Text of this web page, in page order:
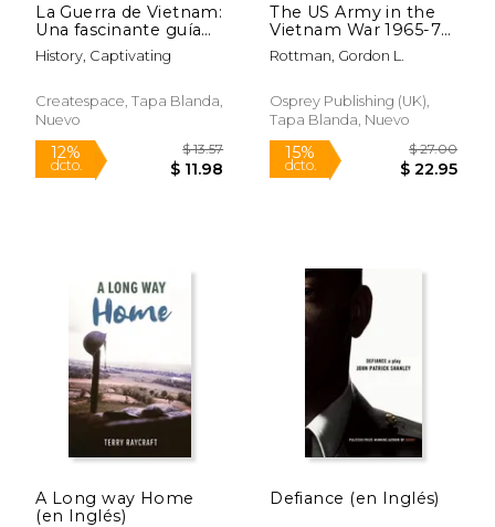
La Guerra de Vietnam:
Una fascinante guía
de la Segunda Guerra
de Indochina
History, Captivating
Createspace, Tapa Blanda,
Nuevo
12%
dcto. $ 11.98
The US Army in the
Vietnam War 1965-73
(en Inglés)
Rottman, Gordon L.
Osprey Publishing (UK),
Tapa Blanda, Nuevo
15%
dcto.
A Long way Home
(en Inglés)
Defiance (en Inglés)